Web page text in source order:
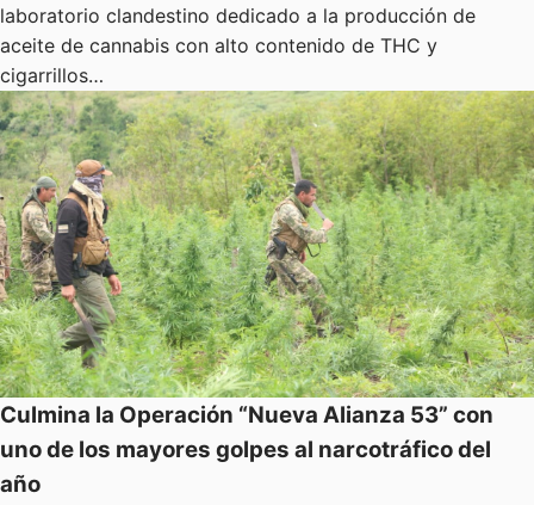
laboratorio clandestino dedicado a la producción de
aceite de cannabis con alto contenido de THC y
cigarrillos…
Culmina la Operación “Nueva Alianza 53” con
uno de los mayores golpes al narcotráfico del
año